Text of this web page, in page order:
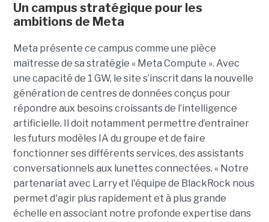
Un campus stratégique pour les
ambitions de Meta
Meta présente ce campus comme une pièce
maîtresse de sa stratégie « Meta Compute ». Avec
une capacité de 1 GW, le site s’inscrit dans la nouvelle
génération de centres de données conçus pour
répondre aux besoins croissants de l’intelligence
artificielle. Il doit notamment permettre d’entraîner
les futurs modèles IA du groupe et de faire
fonctionner ses différents services, des assistants
conversationnels aux lunettes connectées. « Notre
partenariat avec Larry et l'équipe de BlackRock nous
permet d'agir plus rapidement et à plus grande
échelle en associant notre profonde expertise dans